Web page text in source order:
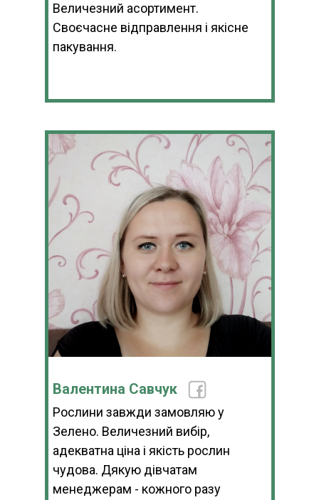
Величезний асортимент.
Своєчасне відправлення і якісне
пакування.
Валентина Савчук
Рослини завжди замовляю у
Зелено. Величезний вибір,
адекватна ціна і якість рослин
чудова. Дякую дівчатам
менеджерам - кожного разу